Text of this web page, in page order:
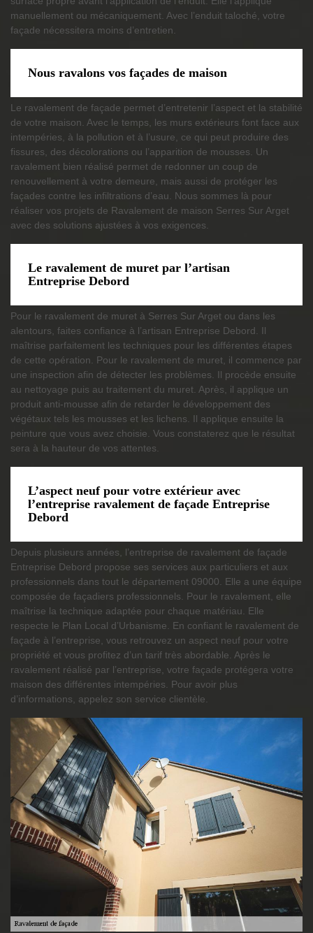
manuellement ou mécaniquement. Avec l’enduit taloché, votre
façade nécessitera moins d’entretien.
Nous ravalons vos façades de maison
Le ravalement de façade permet d’entretenir l’aspect et la stabilité
de votre maison. Avec le temps, les murs extérieurs font face aux
intempéries, à la pollution et à l’usure, ce qui peut produire des
fissures, des décolorations ou l’apparition de mousses. Un
ravalement bien réalisé permet de redonner un coup de
renouvellement à votre demeure, mais aussi de protéger les
façades contre les infiltrations d’eau. Nous sommes là pour
réaliser vos projets de Ravalement de maison Serres Sur Arget
avec des solutions ajustées à vos exigences.
Le ravalement de muret par l’artisan
Entreprise Debord
Pour le ravalement de muret à Serres Sur Arget ou dans les
alentours, faites confiance à l’artisan Entreprise Debord. Il
maîtrise parfaitement les techniques pour les différentes étapes
de cette opération. Pour le ravalement de muret, il commence par
une inspection afin de détecter les problèmes. Il procède ensuite
au nettoyage puis au traitement du muret. Après, il applique un
produit anti-mousse afin de retarder le développement des
végétaux tels les mousses et les lichens. Il applique ensuite la
peinture que vous avez choisie. Vous constaterez que le résultat
sera à la hauteur de vos attentes.
L’aspect neuf pour votre extérieur avec
l’entreprise ravalement de façade Entreprise
Debord
Depuis plusieurs années, l’entreprise de ravalement de façade
Entreprise Debord propose ses services aux particuliers et aux
professionnels dans tout le département 09000. Elle a une équipe
composée de façadiers professionnels. Pour le ravalement, elle
maîtrise la technique adaptée pour chaque matériau. Elle
respecte le Plan Local d’Urbanisme. En confiant le ravalement de
façade à l’entreprise, vous retrouvez un aspect neuf pour votre
propriété et vous profitez d’un tarif très abordable. Après le
ravalement réalisé par l’entreprise, votre façade protégera votre
maison des différentes intempéries. Pour avoir plus
d’informations, appelez son service clientèle.